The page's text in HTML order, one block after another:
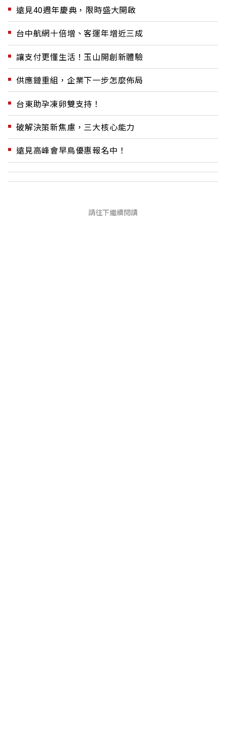
遠見40週年慶典，限時盛大開啟
台中航網十倍增、客運年增近三成
讓支付更懂生活！玉山開創新體驗
供應鏈重組，企業下一步怎麼佈局
台東助孕凍卵雙支持！
破解決策新焦慮，三大核心能力
遠見高峰會早鳥優惠報名中！
請往下繼續閱讀